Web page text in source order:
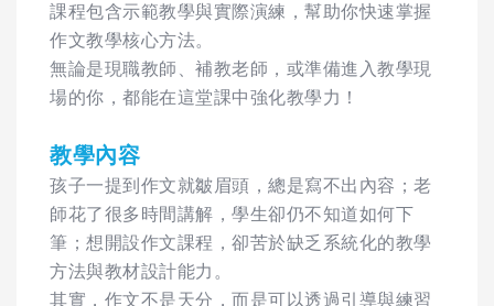
課程包含示範教學與實際演練，幫助你快速掌握
作文教學核心方法。
無論是現職教師、補教老師，或準備進入教學現
場的你，都能在這堂課中強化教學力！
教學內容
孩子一提到作文就皺眉頭，總是寫不出內容；老
師花了很多時間講解，學生卻仍不知道如何下
筆；想開設作文課程，卻苦於缺乏系統化的教學
方法與教材設計能力。
其實，作文不是天分，而是可以透過引導與練習